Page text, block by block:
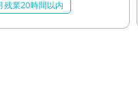
残業20時間以内